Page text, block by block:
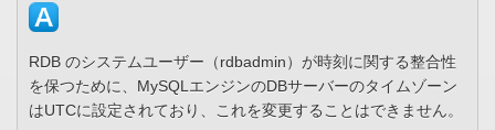
RDB のシステムユーザー（rdbadmin）が時刻に関する整合性
を保つために、MySQLエンジンのDBサーバーのタイムゾーン
はUTCに設定されており、これを変更することはできません。